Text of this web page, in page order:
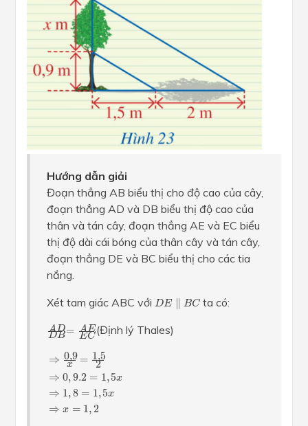
Hướng dẫn giải
Đoạn thẳng AB biểu thị cho độ cao của cây,
đoạn thẳng AD và DB biểu thị độ cao của
thân và tán cây, đoạn thẳng AE và EC biểu
thị độ dài cái bóng của thân cây và tán cây,
đoạn thẳng DE và BC biểu thị cho các tia
nắng.
Xét tam giác ABC với DE BC
DE∥ B C ta có:
AD
DB= A E
EC
A DD = AEE C
(Định lý Thales)
⇒ 0,9
x = 1,5
2
⇒ 0,9.2 = 1,5x
⇒ 1,8 = 1,5x
⇒ x = 1,2
,9 x ,5 2